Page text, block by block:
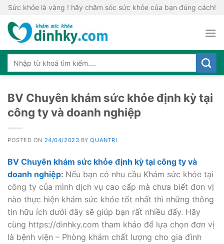
Skip
content
Sức khỏe là vàng ! hãy chăm sóc sức khỏe của bạn đúng cách!
BV Chuyên khám sức khỏe định kỳ tại
công ty và doanh nghiệp
POSTED ON 24/04/2023 BYQUANTRI
BV Chuyên khám sức khỏe định kỳ tại công ty và
doanh nghiệp: Nếu bạn có nhu cầu Khám sức khỏe tại
công ty của mình dịch vụ cao cấp mà chưa biết đơn vị
nào thực hiện khám sức khỏe tốt nhất thì những thông
tin hữu ích dưới đây sẽ giúp bạn rất nhiều đấy. Hãy
cùng https://dinhky.com tham khảo để lựa chọn đơn vị
là bệnh viện – Phòng khám chất lượng cho gia đình